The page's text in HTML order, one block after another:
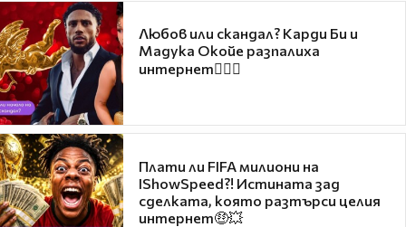
Любов или скандал? Карди Би и
Мадука Окойе разпалиха
интернет❤️‍🔥🔥
Плати ли FIFA милиони на
IShowSpeed?! Истината зад
сделката, която разтърси целия
интернет🤑💥